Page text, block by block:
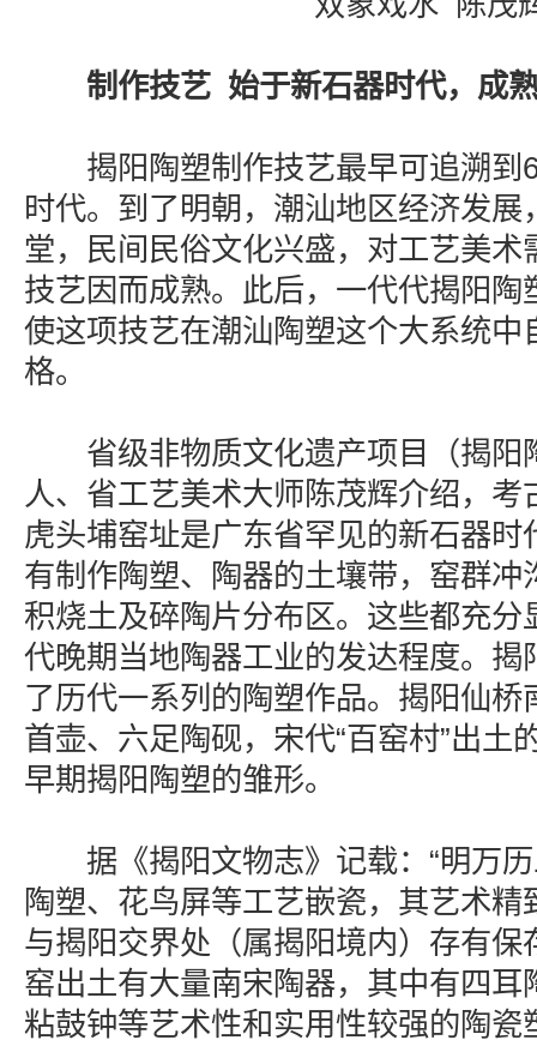
制作技艺 始于新石器时代，成
揭阳陶塑制作技艺最早可追溯到
时代。到了明朝，潮汕地区经济发展
堂，民间民俗文化兴盛，对工艺美术
技艺因而成熟。此后，一代代揭阳陶
使这项技艺在潮汕陶塑这个大系统中
格。
省级非物质文化遗产项目（揭阳
人、省工艺美术大师陈茂辉介绍，考
虎头埔窑址是广东省罕见的新石器时
有制作陶塑、陶器的土壤带，窑群冲
积烧土及碎陶片分布区。这些都充分
代晚期当地陶器工业的发达程度。揭
了历代一系列的陶塑作品。揭阳仙桥
首壶、六足陶砚，宋代“百窑村”出土
早期揭阳陶塑的雏形。
据《揭阳文物志》记载：“明万历
陶塑、花鸟屏等工艺嵌瓷，其艺术精
与揭阳交界处（属揭阳境内）存有保
窑出土有大量南宋陶器，其中有四耳
粘鼓钟等艺术性和实用性较强的陶瓷